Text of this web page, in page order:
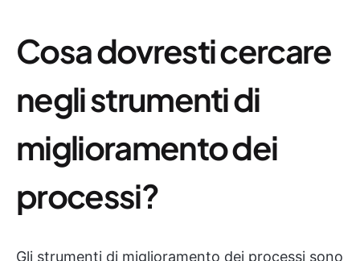
Cosa dovresti cercare
negli strumenti di
miglioramento dei
processi?
Gli strumenti di miglioramento dei processi sono